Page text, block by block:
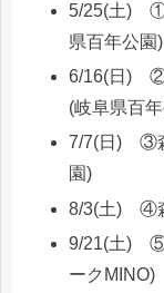
5/25(土) ①
県百年公園)
6/16(日) ②
(岐阜県百
7/7(日) ③
園)
8/3(土) ④
9/21(土) ⑤
ークMINO)